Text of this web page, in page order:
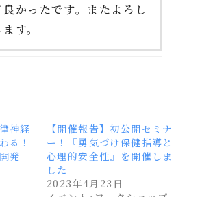
かったです。またよろし
す。
神経
る！
発
【開催報告】初公開セミナ
ー！『勇気づけ保健指導と
心理的安全性』を開催しま
した
2023年4月23日